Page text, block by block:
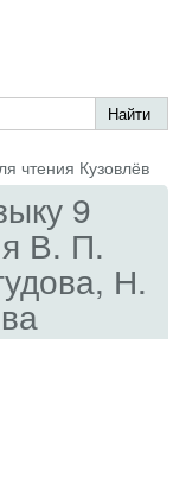
чтения Кузовлёв
9
В. П.
Н.